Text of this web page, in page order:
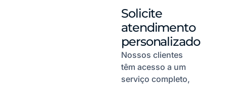
Solicite
atendimento
personalizado
Nossos clientes
têm acesso a um
serviço completo,